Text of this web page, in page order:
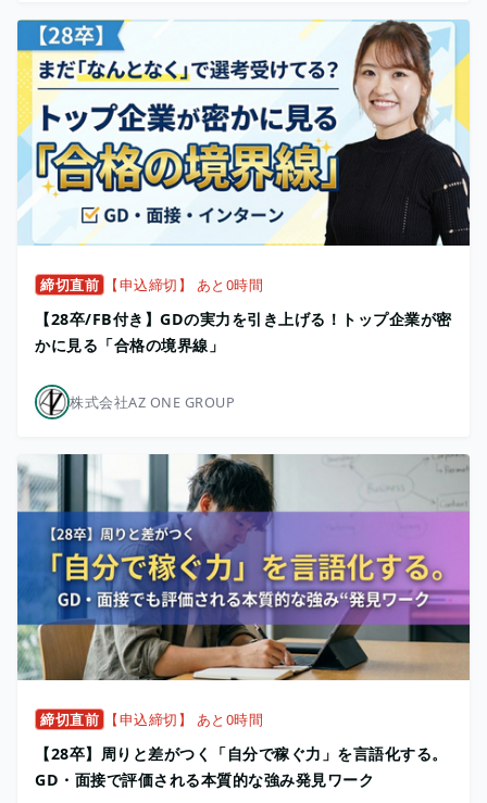
締切直前 【申込締切】 あと0時間
【28卒/FB付き】GDの実力を引き上げる！トップ企業が密
かに見る「合格の境界線」
株式会社AZ ONE GROUP
締切直前 【申込締切】 あと0時間
【28卒】周りと差がつく「自分で稼ぐ力」を言語化する。
GD・面接で評価される本質的な強み発見ワーク